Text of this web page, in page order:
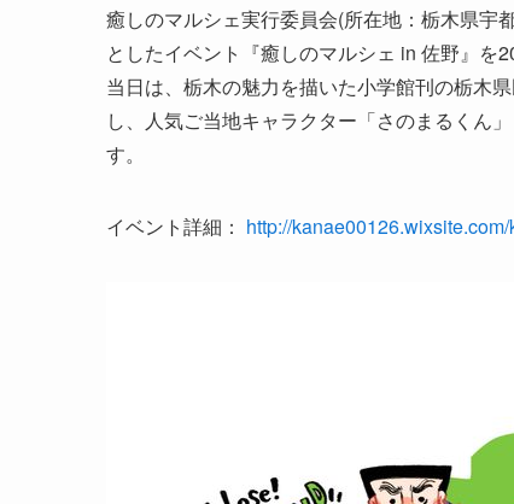
癒しのマルシェ実行委員会(所在地：栃木県宇
としたイベント『癒しのマルシェ in 佐野』を
当日は、栃木の魅力を描いた小学館刊の栃木
し、人気ご当地キャラクター「さのまるくん
す。
イベント詳細： http://